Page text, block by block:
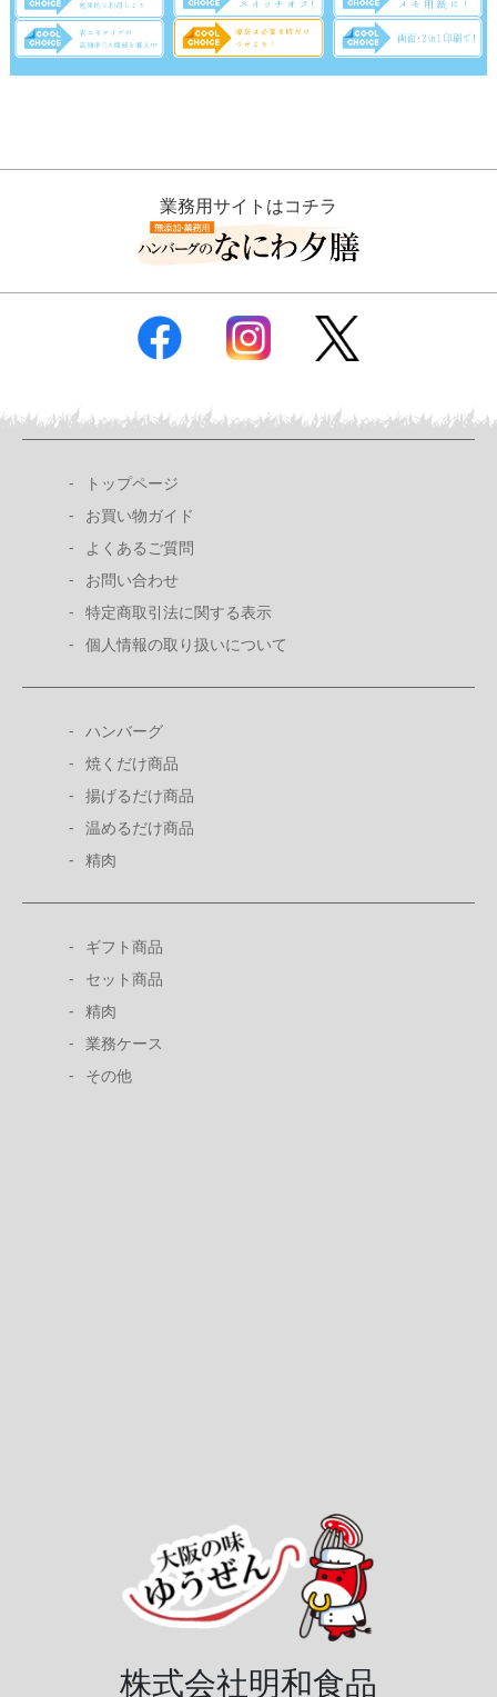
業務用サイトはコチラ
トップページ
お買い物ガイド
よくあるご質問
お問い合わせ
特定商取引法に関する表示
個人情報の取り扱いについて
ハンバーグ
焼くだけ商品
揚げるだけ商品
温めるだけ商品
精肉
ギフト商品
セット商品
精肉
業務ケース
その他
株式会社明和食品